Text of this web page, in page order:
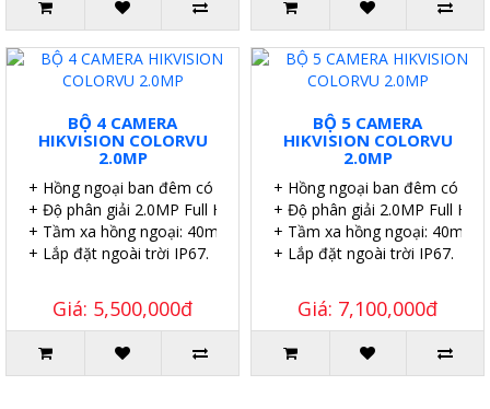
BỘ 4 CAMERA
HIKVISION COLORVU
2.0MP
+ Hồng ngoại ban đêm có màu.
+ Độ phân giải 2.0MP Full HD.
+ Tầm xa hồng ngoại: 40m.
+ Lắp đặt ngoài trời IP67.
Giá: 5,500,000đ
BỘ 5 CAMERA
HIKVISION COLORVU
2.0MP
+ Hồng ngoại ban đêm có
+ Độ phân giải 2.0MP Full HD.
+ Tầm xa hồng ngoại: 40m.
+ Lắp đặt ngoài trời IP67.
Giá: 7,100,000đ